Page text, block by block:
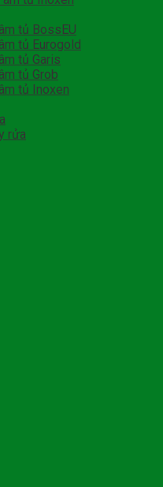
tủ BossEU
tủ Eurogold
tủ Garis
tủ Grob
tủ Inoxen
rửa